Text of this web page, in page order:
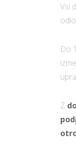
Vsi
Do
Z